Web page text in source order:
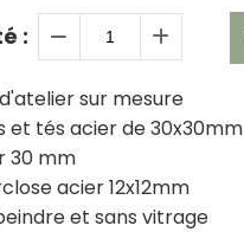
:
sur mesure
et tés acier de 30x30mm
30 mm
acier 12x12mm
et sans vitrage